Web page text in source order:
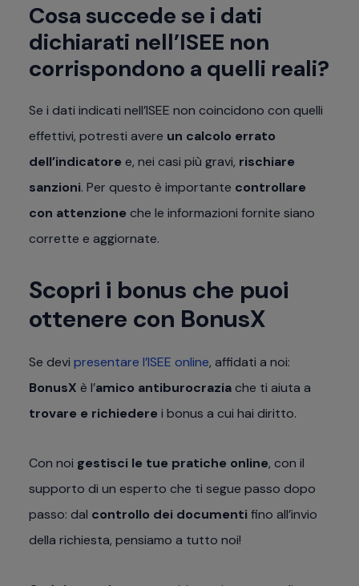
Cosa succede se i dati
dichiarati nell’ISEE non
corrispondono a quelli reali?
Se i dati indicati nell’ISEE non coincidono con quelli
effettivi, potresti avere un calcolo errato
dell’indicatore e, nei casi più gravi, rischiare
sanzioni. Per questo è importante controllare
con attenzione che le informazioni fornite siano
corrette e aggiornate.
Scopri i bonus che puoi
ottenere con BonusX
Se devi presentare l’ISEE online, affidati a noi:
BonusX è l’amico antiburocraziache ti aiuta a
trovare e richiedere i bonus a cui hai diritto.
Con noi gestisci le tue pratiche online, con il
supporto di un esperto che ti segue passo dopo
passo: dal controllo dei documenti fino all’invio
della richiesta, pensiamo a tutto noi!